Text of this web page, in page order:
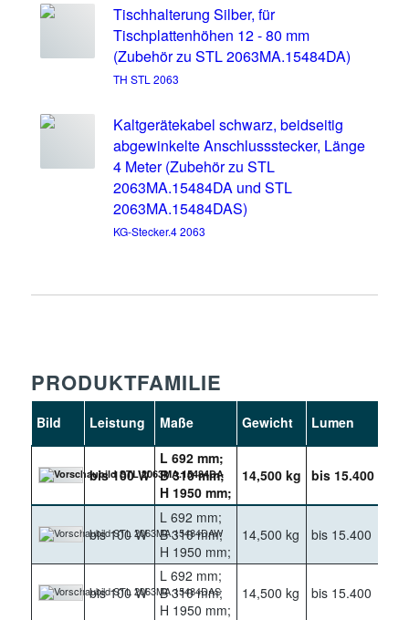
Tischhalterung Silber, für
Tischplattenhöhen 12 - 80 mm
(Zubehör zu STL 2063MA.15484DA)
TH STL 2063
Kaltgerätekabel schwarz, beidseitig
abgewinkelte Anschlussstecker, Länge
4 Meter (Zubehör zu STL
2063MA.15484DA und STL
2063MA.15484DAS)
KG-Stecker.4 2063
PRODUKTFAMILIE
Bild Leistung Maße Gewicht Lumen
bis 100 W
L 692 mm;
B 310 mm;
H 1950 mm;
14,500 kg bis 15.400
bis 100 W
L 692 mm;
B 310 mm;
H 1950 mm;
14,500 kg bis 15.400
bis 100 W
L 692 mm;
B 310 mm;
H 1950 mm;
14,500 kg bis 15.400